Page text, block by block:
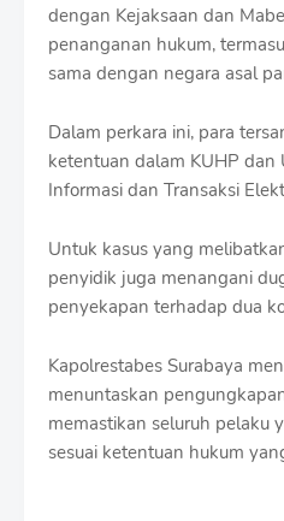
dengan Kejaksaan dan
penanganan hukum,
sama dengan negara asal
Dalam perkara ini, para
ketentuan dalam KUHP
Informasi dan Transaksi
Untuk kasus yang
penyidik juga menangani
penyekapan terhadap dua
Kapolrestabes Surabaya
menuntaskan
memastikan seluruh pelaku
sesuai ketentuan hukum